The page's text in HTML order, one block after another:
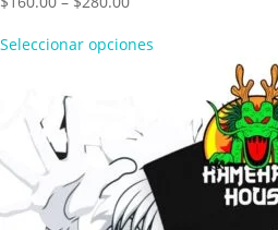
$160.00
Seleccionar opciones